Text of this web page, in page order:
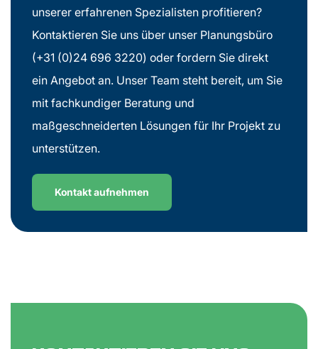
unserer erfahrenen Spezialisten profitieren?
Kontaktieren Sie uns über unser Planungsbüro
(+31 (0)24 696 3220) oder fordern Sie direkt
ein Angebot an. Unser Team steht bereit, um Sie
mit fachkundiger Beratung und
maßgeschneiderten Lösungen für Ihr Projekt zu
unterstützen.
Kontakt aufnehmen